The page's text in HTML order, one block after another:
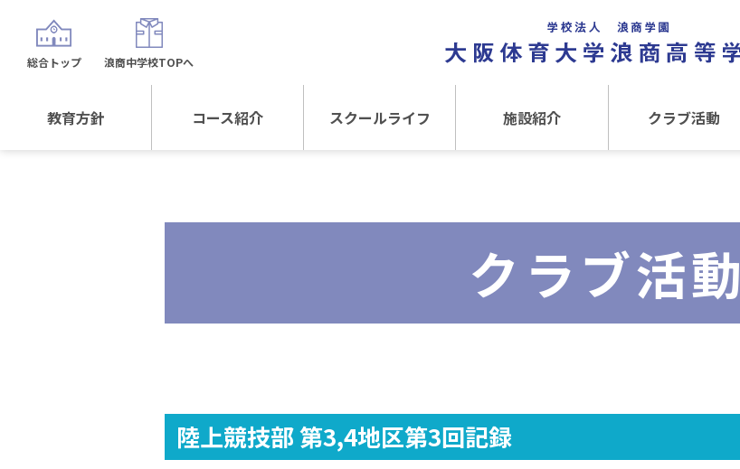
教育方針 コース紹介 スクールライフ 施設紹介 クラブ活動
文化クラブ
総合トップ 浪商中学校TOPへ
クラブ活動
陸上競技部 第3,4地区第3回記録